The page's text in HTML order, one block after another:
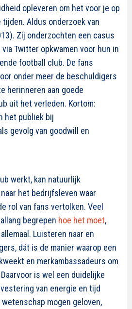
opleveren om het voor je op
Aldus onderzoek van
Zij onderzochten een casus
Twitter opkwamen voor hun in
football club. De fans
onder meer de beschuldigers
herinneren aan goede
uit het verleden. Kortom:
het publiek bij
gevolg van goodwill en
werkt, kan natuurlijk
het bedrijfsleven waar
rol van fans vertolken. Veel
begrepen hoe het moet,
Luisteren naar en
dát is de manier waarop een
en merkambassadeurs om
is wel een duidelijke
van energie en tijd
mogen geloven,